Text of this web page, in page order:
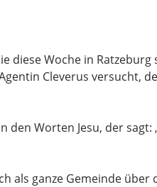
diese Woche in
Cleverus versucht,
Worten Jesu, der sagt:
als ganze Gemeinde über